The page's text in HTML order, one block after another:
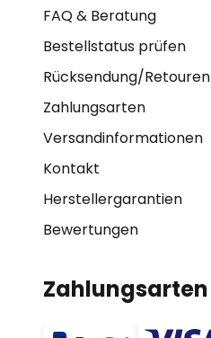
FAQ & Beratung
Bestellstatus prüfen
Rücksendung/Retouren
Zahlungsarten
Versandinformationen
Kontakt
Herstellergarantien
Bewertungen
Zahlungsarten